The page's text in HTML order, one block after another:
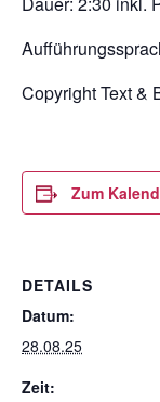
Copyright Text &
Zum
DETAILS
Datum:
28.08.25
Zeit: